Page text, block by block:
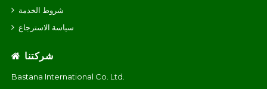
شروط الخدمة
سياسة الاسترجاع
شركتنا
Bastana International Co. Ltd.